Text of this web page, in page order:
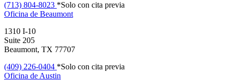
(713) 804-8023 *Solo con cita previa
Oficina de Beaumont
1310 I-10
Suite 205
Beaumont, TX 77707
(409) 226-0404 *Solo con cita previa
Oficina de Austin